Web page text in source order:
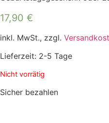
17,90 €
inkl. MwSt., zzgl.
Lieferzeit: 2-5 Tage
Nicht vorrätig
Sicher bezahlen